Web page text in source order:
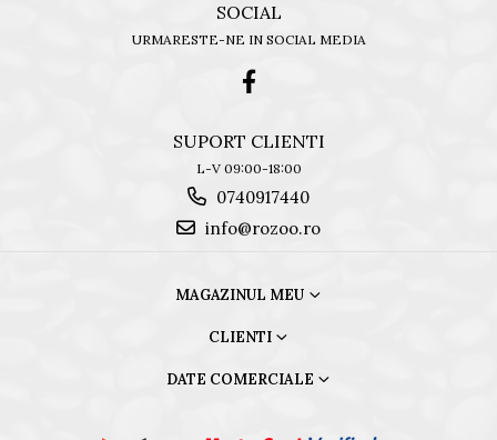
SOCIAL
URMARESTE-NE IN SOCIAL MEDIA
SUPORT CLIENTI
L-V 09:00-18:00
0740917440
info@rozoo.ro
MAGAZINUL MEU
CLIENTI
DATE COMERCIALE